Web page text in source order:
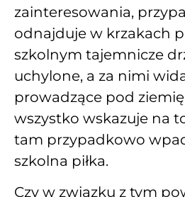
zainteresowania,
odnajduje w krzakach
szkolnym tajemnicze
uchylone, a za nimi
prowadzące pod
wszystko wskazuje na
tam przypadkowo
szkolna piłka.
Czy w związku z tym